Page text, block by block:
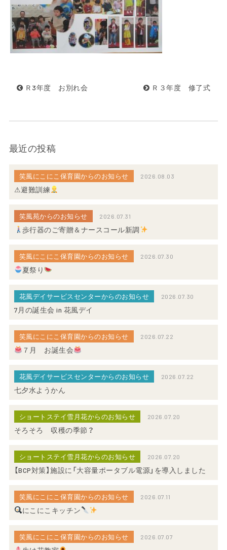
Ｒ3年度 お別れ会 Ｒ３年度 修了式
最近の投稿
笑風にこにこ保育園からのお知らせ 2026.08.03
⚠避難訓練
笑風苑からのお知らせ 2026.07.31
歩行器のご寄贈＆ナースコール新調
笑風にこにこ保育園からのお知らせ 2026.07.30
夏祭り
花風デイサービスセンターからのお知らせ 2026.07.30
7月の誕生会 in 花風デイ
笑風にこにこ保育園からのお知らせ 2026.07.22
７月 お誕生会
花風デイサービスセンターからのお知らせ 2026.07.22
七夕水ようかん
ショートステイ雪月花からのお知らせ 2026.07.20
そろそろ 収穫の季節？
ショートステイ雪月花からのお知らせ 2026.07.20
【BCP対策】施設に「大容量ポータブル電源」を導入しました
笑風にこにこ保育園からのお知らせ 2026.07.11
にこにこキッチン
笑風にこにこ保育園からのお知らせ 2026.07.07